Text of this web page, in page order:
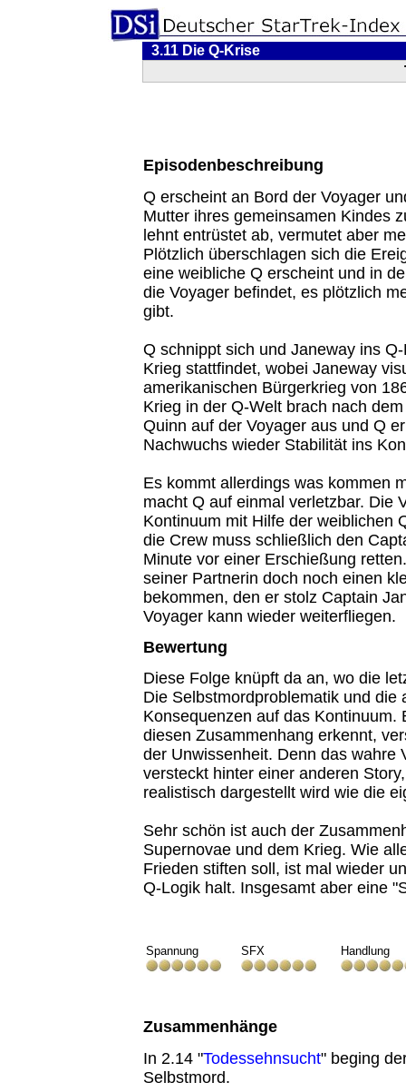
3.11 Die Q-Krise
Episodenbeschreibung
Q erscheint an Bord der Voyager
Mutter ihres gemeinsamen Kindes
lehnt entrüstet ab, vermutet aber
Plötzlich überschlagen sich die
eine weibliche Q erscheint und in
die Voyager befindet, es plötzlich
gibt.
Q schnippt sich und Janeway ins
Krieg stattfindet, wobei Janeway
amerikanischen Bürgerkrieg von
Krieg in der Q-Welt brach nach
Quinn auf der Voyager aus und Q
Nachwuchs wieder Stabilität ins
Es kommt allerdings was kommen
macht Q auf einmal verletzbar. Die
Kontinuum mit Hilfe der weiblichen
die Crew muss schließlich den
Minute vor einer Erschießung
seiner Partnerin doch noch einen
bekommen, den er stolz Captain
Voyager kann wieder weiterfliegen.
Bewertung
Diese Folge knüpft da an, wo die
Die Selbstmordproblematik und die
Konsequenzen auf das Kontinuum.
diesen Zusammenhang erkennt,
der Unwissenheit. Denn das wahre
versteckt hinter einer anderen
realistisch dargestellt wird wie die
Sehr schön ist auch der
Supernovae und dem Krieg. Wie
Frieden stiften soll, ist mal wieder
Q-Logik halt. Insgesamt aber eine
Spannung SFX Handlung
Zusammenhänge
In 2.14 "Todessehnsucht" beging
Selbstmord.